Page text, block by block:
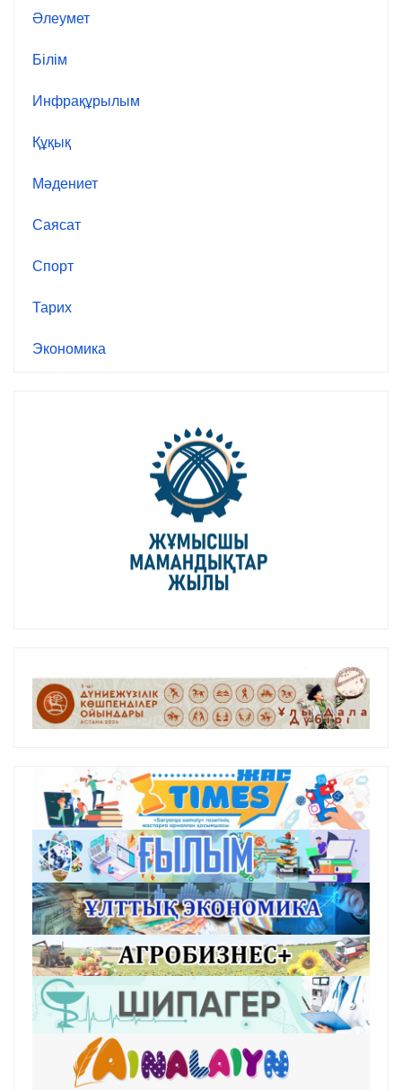
Әлеумет
Білім
Инфрақұрылым
Құқық
Мәдениет
Саясат
Спорт
Тарих
Экономика